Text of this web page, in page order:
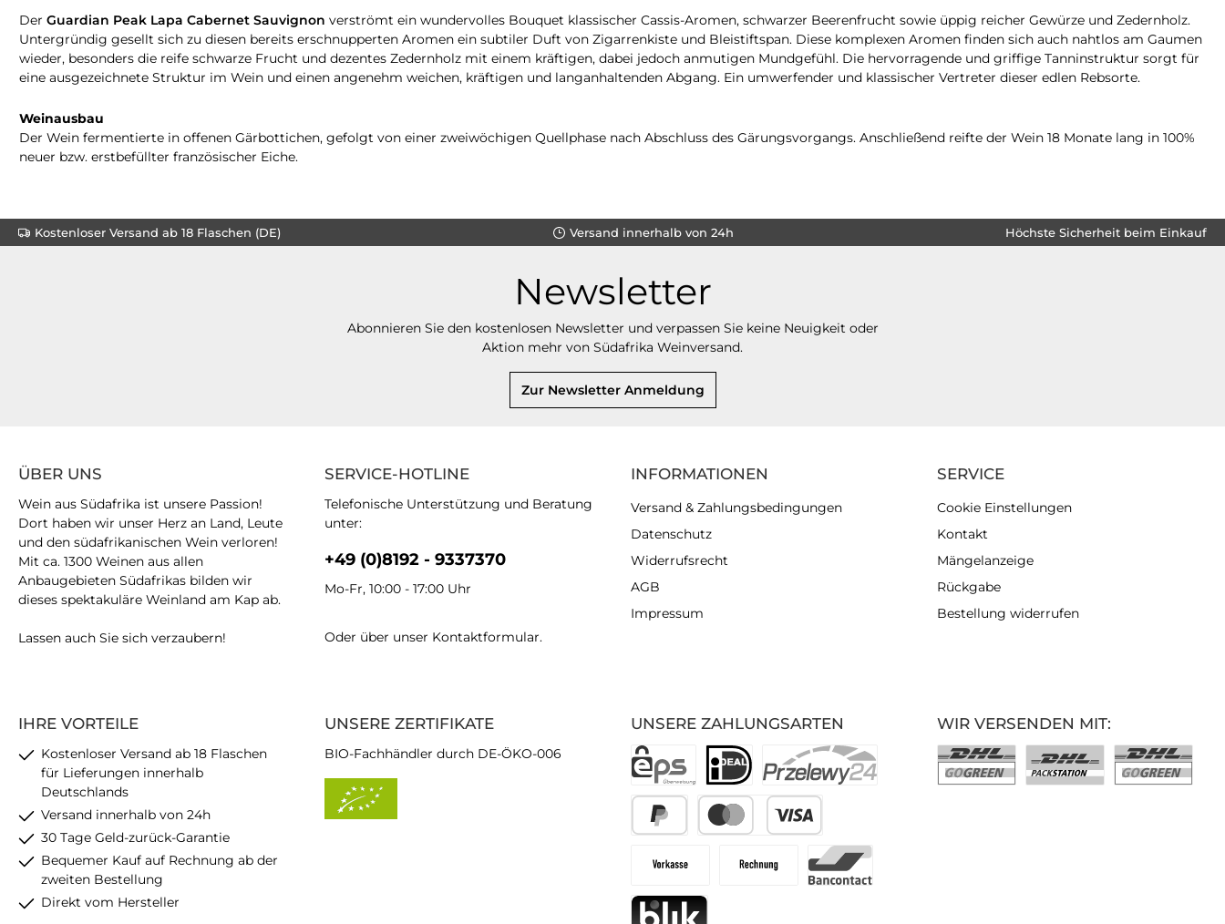
Der Guardian Peak Lapa Cabernet Sauvignon verströmt ein wundervolles Bouquet klassischer Cassis-Aromen, schwarzer Beerenfrucht sowie üppig reicher Gewürze und Zedernholz.
Untergründig gesellt sich zu diesen bereits erschnupperten Aromen ein subtiler Duft von Zigarrenkiste und Bleistiftspan. Diese komplexen Aromen finden sich auch nahtlos am Gaumen
wieder, besonders die reife schwarze Frucht und dezentes Zedernholz mit einem kräftigen, dabei jedoch anmutigen Mundgefühl. Die hervorragende und griffige Tanninstruktur sorgt für
eine ausgezeichnete Struktur im Wein und einen angenehm weichen, kräftigen und langanhaltenden Abgang. Ein umwerfender und klassischer Vertreter dieser edlen Rebsorte.
Weinausbau
Der Wein fermentierte in offenen Gärbottichen, gefolgt von einer zweiwöchigen Quellphase nach Abschluss des Gärungsvorgangs. Anschließend reifte der Wein 18 Monate lang in 100%
neuer bzw. erstbefüllter französischer Eiche.
Kostenloser Versand ab 18 Flaschen (DE) Versand innerhalb von 24h Höchste Sicherheit beim Einkauf
Newsletter
Abonnieren Sie den kostenlosen Newsletter und verpassen Sie keine Neuigkeit oder
Aktion mehr von Südafrika Weinversand.
Zur Newsletter Anmeldung
SERVICE-HOTLINE
Telefonische Unterstützung und Beratung
unter:
+49 (0)8192 - 9337370
Mo-Fr, 10:00 - 17:00 Uhr
Oder über unser Kontaktformular.
IHRE VORTEILE
Kostenloser Versand ab 18 Flaschen
für Lieferungen innerhalb
Deutschlands
Versand innerhalb von 24h
30 Tage Geld-zurück-Garantie
Bequemer Kauf auf Rechnung ab der
zweiten Bestellung
Direkt vom Hersteller
UNSERE ZAHLUNGSARTEN
ÜBER UNS
Wein aus Südafrika ist unsere Passion!
Dort haben wir unser Herz an Land, Leute
und den südafrikanischen Wein verloren!
Mit ca. 1300 Weinen aus allen
Anbaugebieten Südafrikas bilden wir
dieses spektakuläre Weinland am Kap ab.
Lassen auch Sie sich verzaubern!
UNSERE ZERTIFIKATE
BIO-Fachhändler durch DE-ÖKO-006
INFORMATIONEN
Versand & Zahlungsbedingungen
Datenschutz
Widerrufsrecht
AGB
Impressum
SERVICE
Cookie Einstellungen
Kontakt
Mängelanzeige
Rückgabe
Bestellung widerrufen
WIR VERSENDEN MIT: